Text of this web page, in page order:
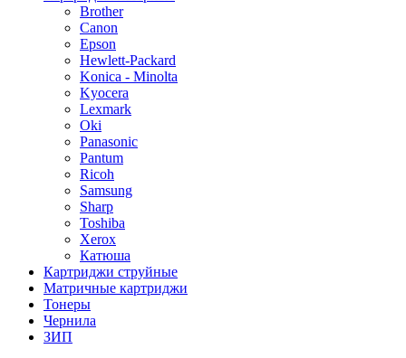
Brother
Canon
Epson
Hewlett-Packard
Konica - Minolta
Kyocera
Lexmark
Oki
Panasonic
Pantum
Ricoh
Samsung
Sharp
Toshiba
Xerox
Катюша
Картриджи струйные
Матричные картриджи
Тонеры
Чернила
ЗИП